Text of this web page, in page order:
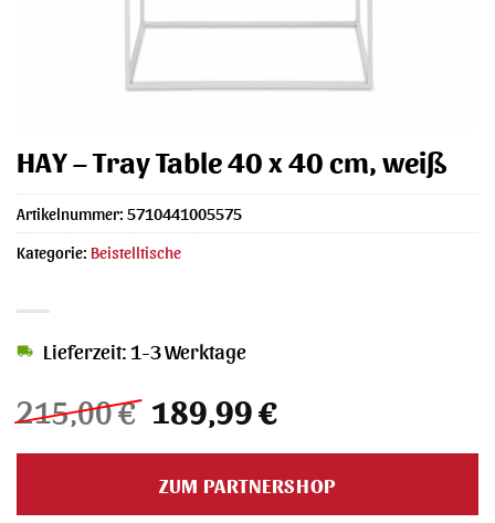
HAY – Tray Table 40 x 40 cm, weiß
215,00€ Ursprünglicher
Preis
war:
215,00 €
189,99€Aktueller
ist:
189,99 €.
Lieferzeit: 1-3 Werktage
ZUM PARTNERSHOP
Artikelnummer: 5710441005575
Kategorie: Beistelltische